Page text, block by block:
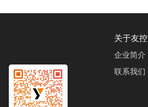
关于友控
企业简介
联系我们